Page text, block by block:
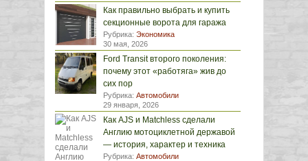
Как правильно выбрать и купить
секционные ворота для гаража
Рубрика: Экономика
30 мая, 2026
Ford Transit второго поколения:
почему этот «работяга» жив до
сих пор
Рубрика: Автомобили
29 января, 2026
Как AJS и Matchless сделали
Англию мотоциклетной державой
— история, характер и техника
Рубрика: Автомобили